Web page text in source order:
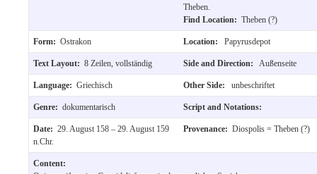
Theben.
Find Location: Theben (?)
Form: Ostrakon Location: Papyrusdepot
Text Layout: 8 Zeilen, vollständig Side and Direction: Außenseite
Language: Griechisch Other Side: unbeschriftet
Genre: dokumentarisch Script and Notations:
Date: 29. August 158 – 29. August 159
n.Chr.
Provenance: Diospolis = Theben (?)
Content: